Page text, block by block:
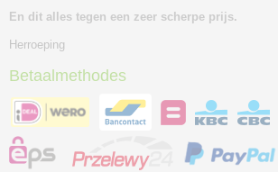
En dit alles tegen een zeer scherpe prijs.
Herroeping
Betaalmethodes